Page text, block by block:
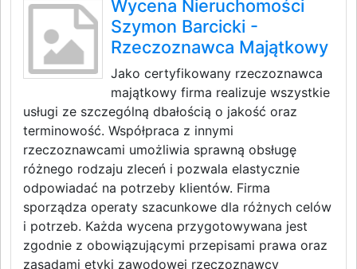
Wycena Nieruchomości
Szymon Barcicki -
Rzeczoznawca Majątkowy
Jako certyfikowany rzeczoznawca
majątkowy firma realizuje wszystkie
usługi ze szczególną dbałością o jakość oraz
terminowość. Współpraca z innymi
rzeczoznawcami umożliwia sprawną obsługę
różnego rodzaju zleceń i pozwala elastycznie
odpowiadać na potrzeby klientów. Firma
sporządza operaty szacunkowe dla różnych celów
i potrzeb. Każda wycena przygotowywana jest
zgodnie z obowiązującymi przepisami prawa oraz
zasadami etyki zawodowej rzeczoznawcy